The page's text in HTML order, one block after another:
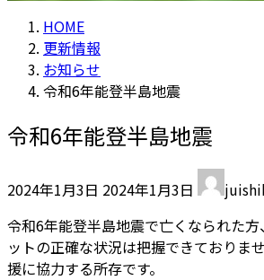
HOME
更新情報
お知らせ
令和6年能登半島地震
令和6年能登半島地震
2024年1月3日 終
更
新
日
2024年1月3日
令和6年能登半島地震で亡くなられた
ットの正確な状況は把握できておりま
援に協力する所存です。